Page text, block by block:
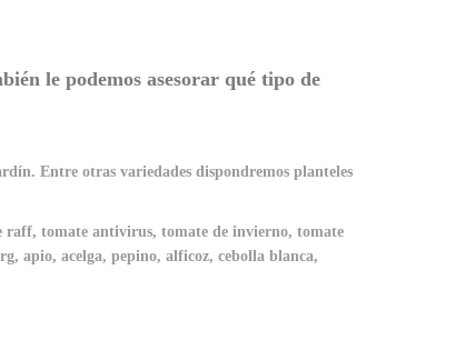
le podemos asesorar qué tipo de
Entre otras variedades dispondremos planteles
raff, tomate antivirus, tomate de invierno, tomate
apio, acelga, pepino, alficoz, cebolla blanca,